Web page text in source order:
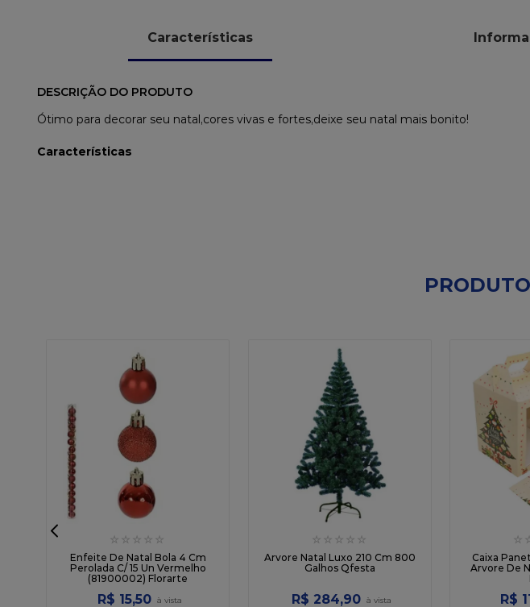
Características
DESCRIÇÃO DO PRODUTO
Ótimo para decorar seu natal,cores vivas e fortes,deixe seu natal mais bonito!
Características
☆ ☆ ☆ ☆ ☆
Enfeite De Natal Bola 4 Cm
Perolada C/ 15 Un Vermelho
(81900002) Florarte
R$ 15,50
☆ ☆ ☆ ☆ ☆
Arvore Natal Luxo 210 Cm 800
Galhos Qfesta
R$ 284,90
☆
Caixa
Arvore De
R$